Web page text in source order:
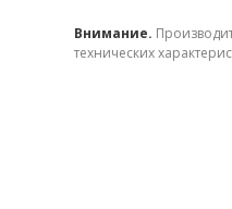
Внимание.
технических